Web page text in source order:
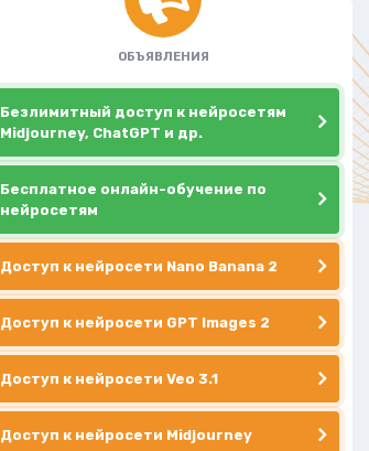
ОБЪЯВЛЕНИЯ
Безлимитный доступ к нейросетям
Midjourney, ChatGPT и др.
Бесплатное онлайн-обучение по
нейросетям
Доступ к нейросети Nano Banana 2
Доступ к нейросети GPT Images 2
Доступ к нейросети Veo 3.1
Доступ к нейросети Midjourney